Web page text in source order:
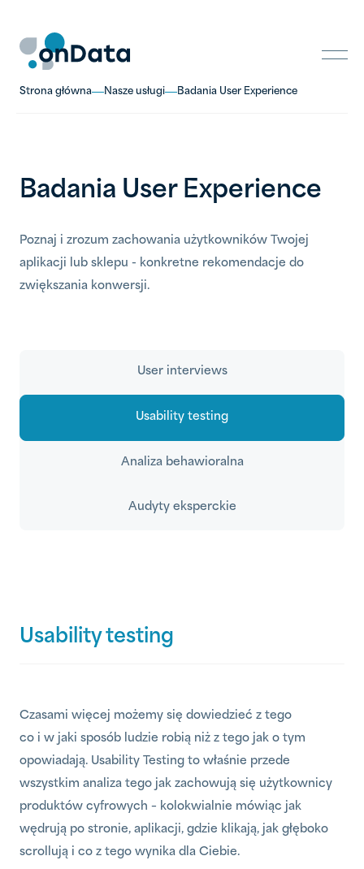
content
Strona główna Nasze usługi Badania User Experience
Badania User Experience
Poznaj i zrozum zachowania użytkowników Twojej
aplikacji lub sklepu - konkretne rekomendacje do
zwiększania konwersji.
User interviews
Usability testing
Analiza behawioralna
Audyty eksperckie
Usability testing
Czasami więcej możemy się dowiedzieć z tego
co i w jaki sposób ludzie robią niż z tego jak o tym
opowiadają. Usability Testing to właśnie przede
wszystkim analiza tego jak zachowują się użytkownicy
produktów cyfrowych – kolokwialnie mówiąc jak
wędrują po stronie, aplikacji, gdzie klikają, jak głęboko
scrollują i co z tego wynika dla Ciebie.